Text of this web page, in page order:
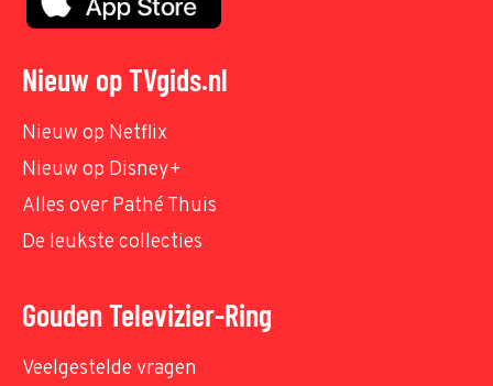
Nieuw op TVgids.nl
Nieuw op Netflix
Nieuw op Disney+
Alles over Pathé Thuis
De leukste collecties
Gouden Televizier-Ring
Veelgestelde vragen